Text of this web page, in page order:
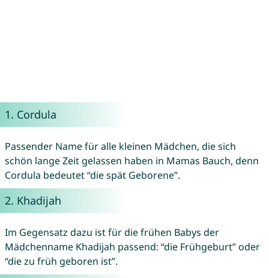
1. Cordula
Passender Name für alle kleinen Mädchen, die sich
schön lange Zeit gelassen haben in Mamas Bauch, denn
Cordula bedeutet “die spät Geborene”.
2. Khadijah
Im Gegensatz dazu ist für die frühen Babys der
Mädchenname Khadijah passend: “die Frühgeburt” oder
“die zu früh geboren ist”.